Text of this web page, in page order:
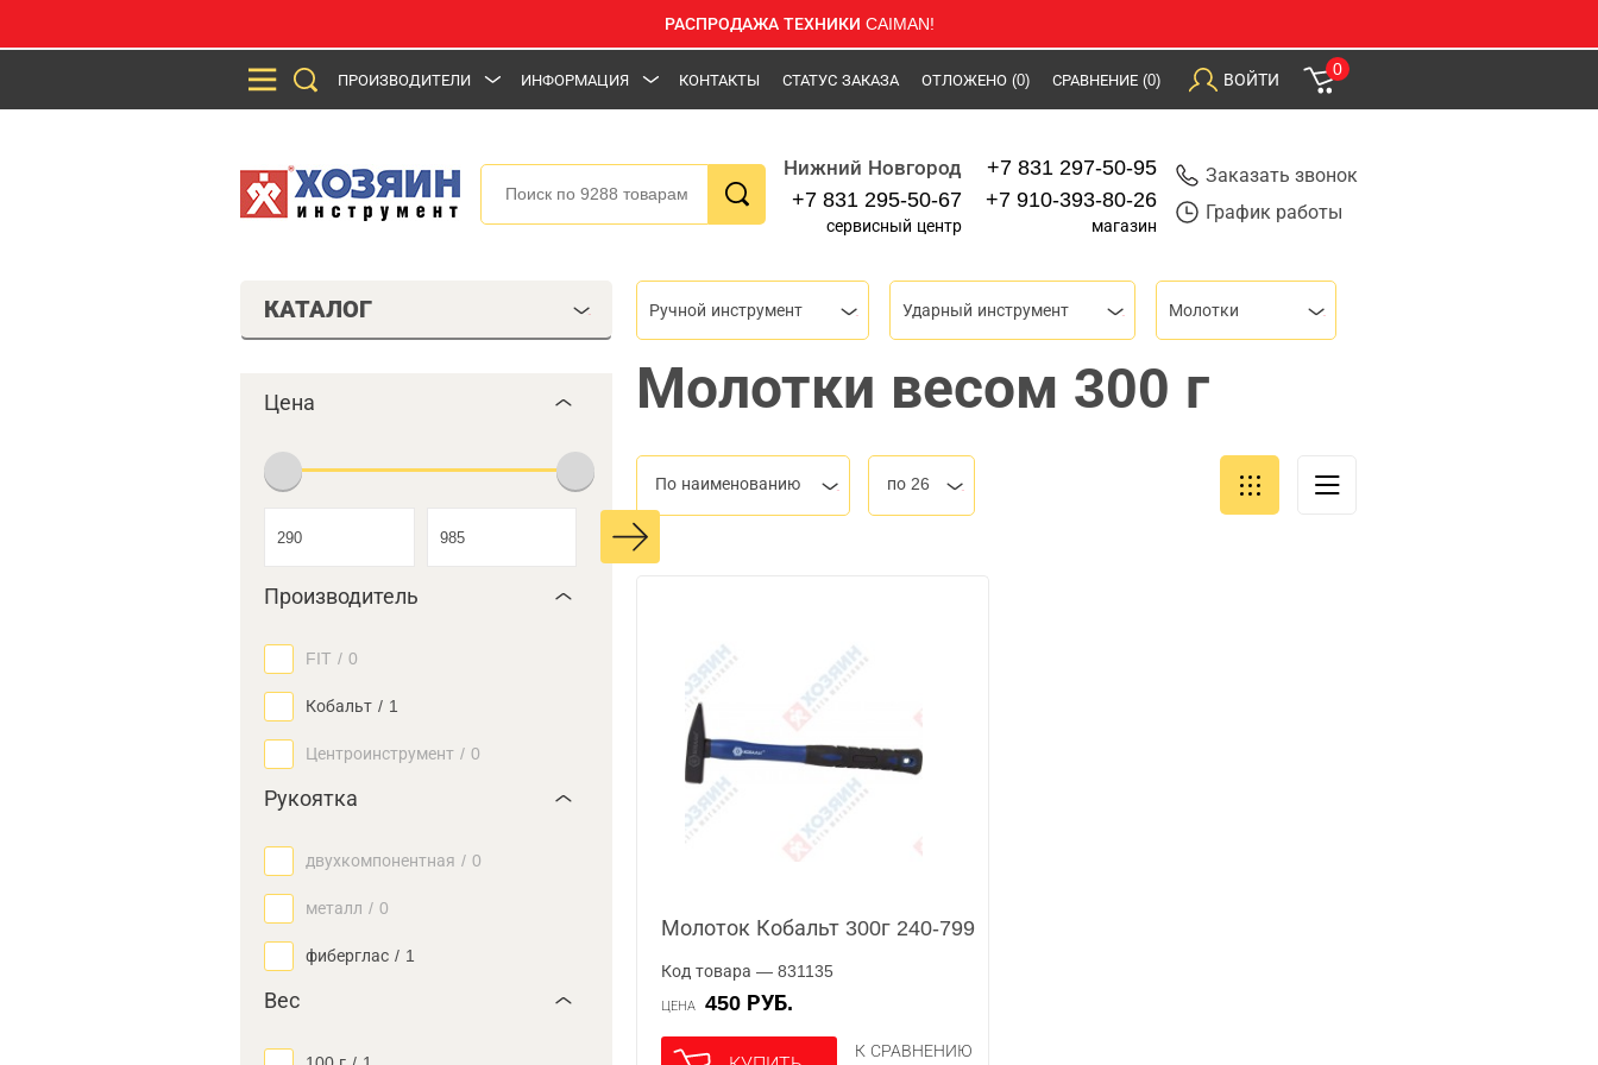
РАСПРОДАЖА ТЕХНИКИ CAIMAN!
ПРОИЗВОДИТЕЛИ ИНФОРМАЦИЯ КОНТАКТЫ СТАТУС ЗАКАЗА ОТЛОЖЕНО (0) СРАВНЕНИЕ (0) ВОЙТИ
0
Нижний Новгород
+7 831 295-50-67
сервисный центр
+7 831 297-50-95
+7 910-393-80-26
магазин
Заказать звонок
График работы
КАТАЛОГ
Цена
Производитель
FIT / 0
Кобальт / 1
Центроинструмент / 0
Рукоятка
двухкомпонентная / 0
металл / 0
фиберглас / 1
Вес
Ручной инструмент Ударный инструмент Молотки
Молотки весом 300 г
По наименованию по 26
Молоток Кобальт 300г 240-799
Код товара — 831135
ЦЕНА 450 РУБ.
К СРАВНЕНИЮ